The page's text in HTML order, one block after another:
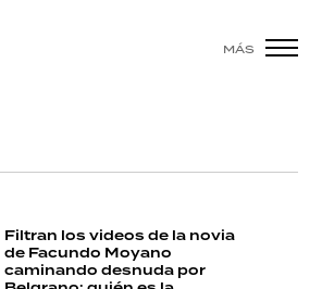
MÁS
Filtran los videos de la novia
de Facundo Moyano
caminando desnuda por